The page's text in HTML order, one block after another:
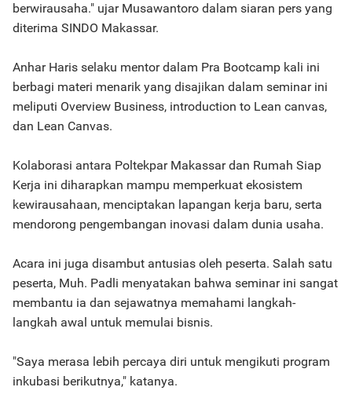
berwirausaha." ujar Musawantoro dalam siaran pers yang
diterima SINDO Makassar.
Anhar Haris selaku mentor dalam Pra Bootcamp kali ini
berbagi materi menarik yang disajikan dalam seminar ini
meliputi Overview Business, introduction to Lean canvas,
dan Lean Canvas.
Kolaborasi antara Poltekpar Makassar dan Rumah Siap
Kerja ini diharapkan mampu memperkuat ekosistem
kewirausahaan, menciptakan lapangan kerja baru, serta
mendorong pengembangan inovasi dalam dunia usaha.
Acara ini juga disambut antusias oleh peserta. Salah satu
peserta, Muh. Padli menyatakan bahwa seminar ini sangat
membantu ia dan sejawatnya memahami langkah-
langkah awal untuk memulai bisnis.
"Saya merasa lebih percaya diri untuk mengikuti program
inkubasi berikutnya," katanya.